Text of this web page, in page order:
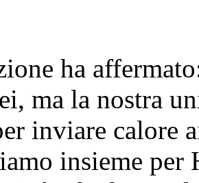
ha
ma la nostra
inviare calore
insieme per